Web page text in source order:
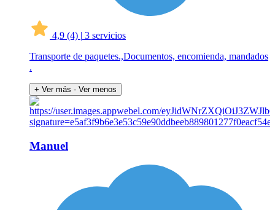
4,9 (4) | 3 servicios
Transporte de paquetes.,Documentos, encomienda, mandados
.
+ Ver más - Ver menos
Manuel